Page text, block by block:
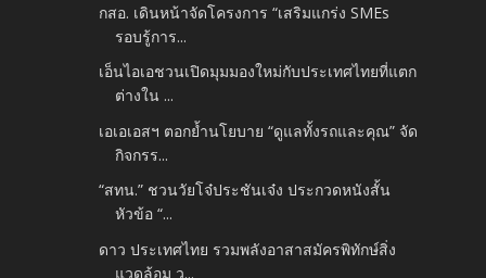
กสอ. เดินหน้าจัดโครงการ “เสริมแกร่ง SMEs
รอบรู้การ...
เอ็นไอเอชวนเปิดมุมมองใหม่กับประเทศไทยที่แตก
ต่างใน ...
เอเอเอสฯ ตอกย้ำนโยบาย “ดูแลทั้งรถและคุณ” จัด
กิจกรร...
“สทน.” ชวนวัยโจ๋ประชันเจ๋ง ประกวดหนังสั้น
หัวข้อ “...
ดาว ประเทศไทย รวมพลังอาสาสมัครพิทักษ์สิ่ง
แวดล้อม ว...